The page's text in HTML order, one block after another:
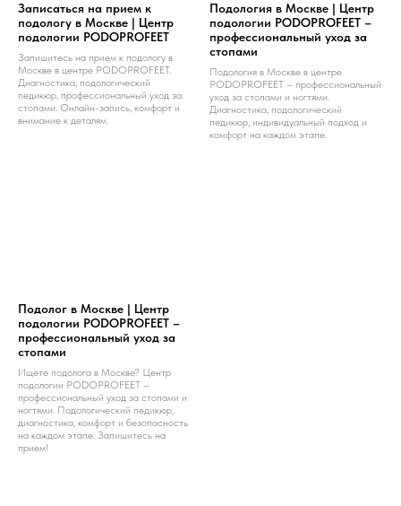
Записаться на прием к
подологу в Москве | Центр
подологии PODOPROFEET
Запишитесь на прием к подологу в
Москве в центре PODOPROFEET.
Диагностика, подологический
педикюр, профессиональный уход за
стопами. Онлайн-запись, комфорт и
внимание к деталям.
Подология в Москве | Центр
подологии PODOPROFEET –
профессиональный уход за
стопами
Подология в Москве в центре
PODOPROFEET – профессиональный
уход за стопами и ногтями.
Диагностика, подологический
педикюр, индивидуальный подход и
комфорт на каждом этапе.
Подолог в Москве | Центр
подологии PODOPROFEET –
профессиональный уход за
стопами
Ищете подолога в Москве? Центр
подологии PODOPROFEET –
профессиональный уход за стопами и
ногтями. Подологический педикюр,
диагностика, комфорт и безопасность
на каждом этапе. Запишитесь на
прием!